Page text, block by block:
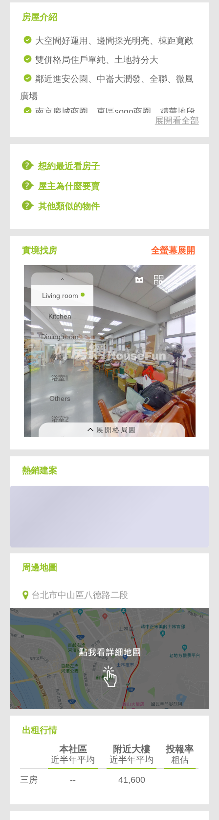
房屋介紹
大空間好運用、邊間採光明亮、棟距寬敞
雙併格局住戶單純、土地持分大
鄰近進安公園、中崙大潤發、全聯、微風
廣場
南京慶城商圈、東區sogo商圈、精華地段
展開看全部
想約最近看房子
屋主為什麼要賣
其他類似的物件
實境找房 全螢幕展開
熱銷建案
周邊地圖
台北市中山區八德路二段
出租行情
本社區
近半年平均
附近大樓
近半年平均
投報率
粗估
三房 -- 41,600